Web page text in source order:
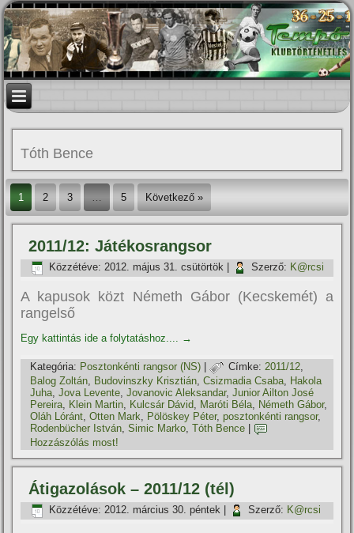
Tóth Bence
1 2 3 … 5 Következő »
2011/12: Játékosrangsor
Közzétéve: 2012. május 31. csütörtök Szerző: K@rcsi
A kapusok közt Németh Gábor (Kecskemét) a
rangelső
Egy kattintás ide a folytatáshoz.... →
Kategória: Posztonkénti rangsor (NS) | Címke: 2011/12,
Balog Zoltán, Budovinszky Krisztián,Csizmadia Csaba, Hakola
Juha,Jova Levente,Jovanovic Aleksandar,Junior Ailton José
Pereira, Klein Martin, Kulcsár Dávid, Maróti Béla, Németh Gábor,
Oláh Lóránt,Otten Mark, Pölöskey Péter,posztonkénti rangsor,
Rodenbücher István,Simic Marko,Tóth Bence
Hozzászólás most!
Átigazolások – 2011/12 (tél)
Közzétéve: 2012. március 30. péntek Szerző: K@rcsi